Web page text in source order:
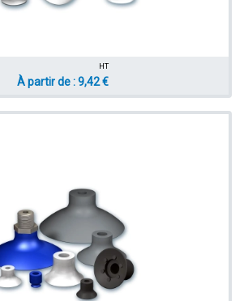
HT
À partir de : 9,42 €